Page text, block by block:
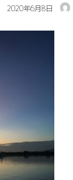
最
2020年6月8日